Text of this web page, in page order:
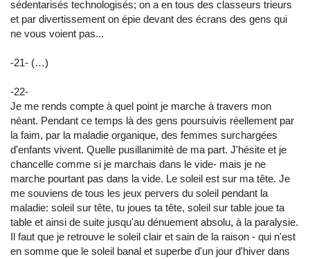
sédentarisés technologisés; on a en tous des classeurs trieurs
et par divertissement on épie devant des écrans des gens qui
ne vous voient pas...
-21- (…)
-22-
Je me rends compte à quel point je marche à travers mon
néant. Pendant ce temps là des gens poursuivis réellement par
la faim, par la maladie organique, des femmes surchargées
d'enfants vivent. Quelle pusillanimité de ma part. J'hésite et je
chancelle comme si je marchais dans le vide- mais je ne
marche pourtant pas dans la vide. Le soleil est sur ma tête. Je
me souviens de tous les jeux pervers du soleil pendant la
maladie: soleil sur tête, tu joues ta tête, soleil sur table joue ta
table et ainsi de suite jusqu'au dénuement absolu, à la paralysie.
Il faut que je retrouve le soleil clair et sain de la raison - qui n'est
en somme que le soleil banal et superbe d'un jour d'hiver dans